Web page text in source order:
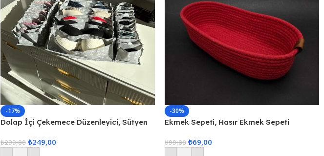
-17%
Dolap İçi Çekemece Düzenleyici, Sütyen
Çekmece İçi Düzenle
₺299,00 ₺249,00
-30%
Ekmek Sepeti, Hasır Ekmek Sepeti
₺99,00 ₺69,00